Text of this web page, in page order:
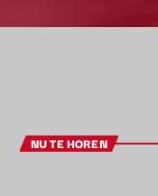
NU TE HOREN